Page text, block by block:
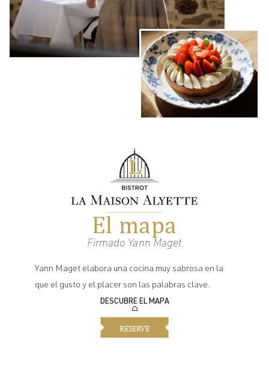
El mapa
Firmado Yann Maget
Yann Maget elabora una cocina muy sabrosa en la
que el gusto y el placer son las palabras clave.
DESCUBRE EL MAPA
RESERVE